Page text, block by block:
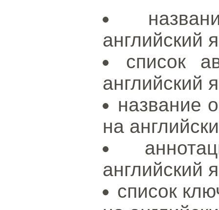
английский
список
английский
название
на
английский
список